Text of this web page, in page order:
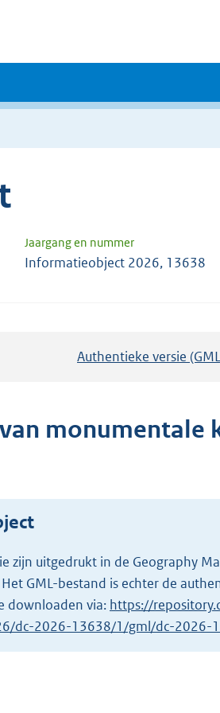
Jaargang en nummer
Informatieobject 2026, 13638
Authentieke versie
monumentale
uitgedrukt in de Geography
GML-bestand is echter de
downloaden via: https://
dc-2026-13638/1/gml/dc-2026-